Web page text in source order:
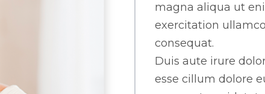
magna aliqua ut
exercitation
consequat.
Duis aute irure
esse cillum dolore